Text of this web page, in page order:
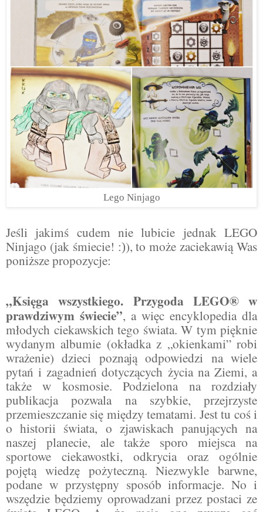
Lego Ninjago
Jeśli jakimś cudem nie lubicie jednak LEGO
Ninjago (jak śmiecie! :)), to może zaciekawią Was
poniższe propozycje:
„Księga wszystkiego. Przygoda LEGO® w
prawdziwym świecie”, a więc encyklopedia dla
młodych ciekawskich tego świata. W tym pięknie
wydanym albumie (okładka z „okienkami” robi
wrażenie) dzieci poznają odpowiedzi na wiele
pytań i zagadnień dotyczących życia na Ziemi, a
także w kosmosie. Podzielona na rozdziały
publikacja pozwala na szybkie, przejrzyste
przemieszczanie się między tematami. Jest tu coś i
o historii świata, o zjawiskach panujących na
naszej planecie, ale także sporo miejsca na
sportowe ciekawostki, odkrycia oraz ogólnie
pojętą wiedzę pożyteczną. Niezwykle barwne,
podane w przystępny sposób informacje. No i
wszędzie będziemy oprowadzani przez postaci ze